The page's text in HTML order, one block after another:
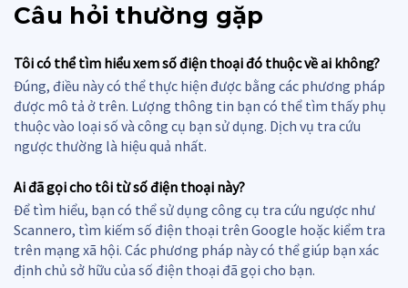
Câu hỏi thường gặp
Tôi có thể tìm hiểu xem số điện thoại đó thuộc về ai không?
Đúng, điều này có thể thực hiện được bằng các phương pháp
được mô tả ở trên. Lượng thông tin bạn có thể tìm thấy phụ
thuộc vào loại số và công cụ bạn sử dụng. Dịch vụ tra cứu
ngược thường là hiệu quả nhất.
Ai đã gọi cho tôi từ số điện thoại này?
Để tìm hiểu, bạn có thể sử dụng công cụ tra cứu ngược như
Scannero, tìm kiếm số điện thoại trên Google hoặc kiểm tra
trên mạng xã hội. Các phương pháp này có thể giúp bạn xác
định chủ sở hữu của số điện thoại đã gọi cho bạn.